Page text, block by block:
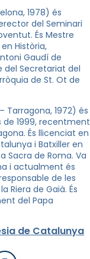
1978) és
del Seminari
És Mestre
Història,
Gaudí de
del Secretariat del
de St. Ot de
Tarragona, 1972) és
de 1999, recentment
És llicenciat en
i Batxiller en
Sacra de Roma. Va
i actualment és
de les
Riera de Gaià. És
del Papa
de Catalunya